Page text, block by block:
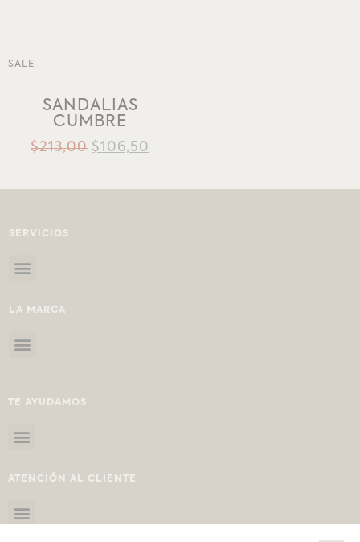
SALE
AÑADIR A LA
SANDALIAS
CUMBRE
$213,00 $106,50
SERVICIOS
LA MARCA
TE AYUDAMOS
ATENCIÓN AL CLIENTE